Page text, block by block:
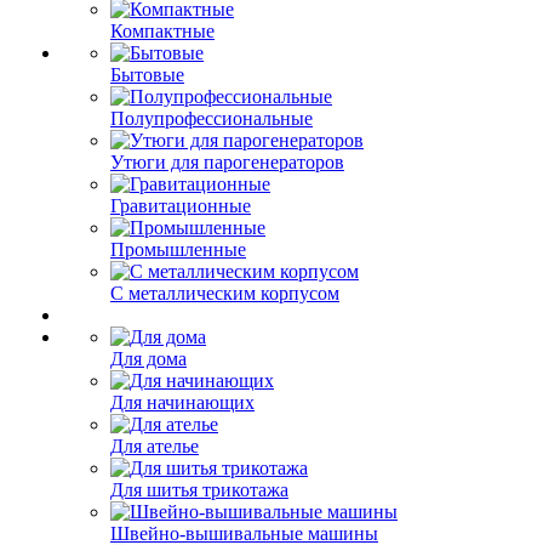
Компактные
Бытовые
Полупрофессиональные
Утюги для парогенераторов
Гравитационные
Промышленные
С металлическим корпусом
Для дома
Для начинающих
Для ателье
Для шитья трикотажа
Швейно-вышивальные машины